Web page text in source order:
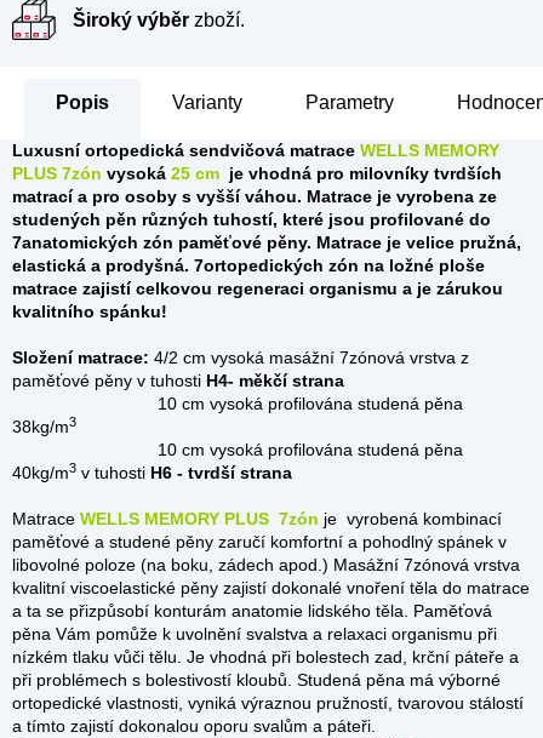
Široký výběr zboží.
Popis Parametry
Luxusní ortopedická sendvičová matrace WELLS MEMORY
PLUS 7zón vysoká 25 cm je vhodná pro milovníky tvrdších
matrací a pro osoby s vyšší váhou. Matrace je vyrobena ze
studených pěn různých tuhostí, které jsou profilované do
7anatomických zón paměťové pěny. Matrace je velice pružná,
elastická a prodyšná. 7ortopedických zón na ložné ploše
matrace zajistí celkovou regeneraci organismu a je zárukou
kvalitního spánku!
Složení matrace: 4/2 cm vysoká masážní 7zónová vrstva z
paměťové pěny v tuhosti H4- měkčí strana
10 cm vysoká profilována studená pěna
38kg/m3
10 cm vysoká profilována studená pěna
40kg/m3 v tuhosti H6 - tvrdší strana
Matrace WELLS MEMORY PLUS 7zón je vyrobená kombinací
paměťové a studené pěny zaručí komfortní a pohodlný spánek v
libovolné poloze (na boku, zádech apod.) Masážní 7zónová vrstva
kvalitní viscoelastické pěny zajistí dokonalé vnoření těla do matrace
a ta se přizpůsobí konturám anatomie lidského těla. Paměťová
pěna Vám pomůže k uvolnění svalstva a relaxaci organismu při
nízkém tlaku vůči tělu. Je vhodná při bolestech zad, krční páteře a
při problémech s bolestivostí kloubů. Studená pěna má výborné
ortopedické vlastnosti, vyniká výraznou pružností, tvarovou stálostí
a tímto zajistí dokonalou oporu svalům a páteři.